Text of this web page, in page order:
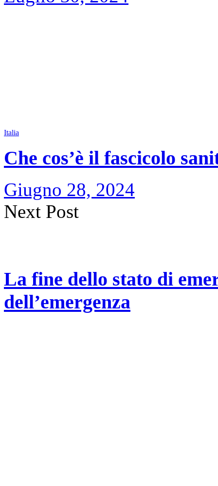
Italia
Che cos’è il fascicolo
Giugno 28, 2024
Next Post
La fine dello stato di
dell’emergenza